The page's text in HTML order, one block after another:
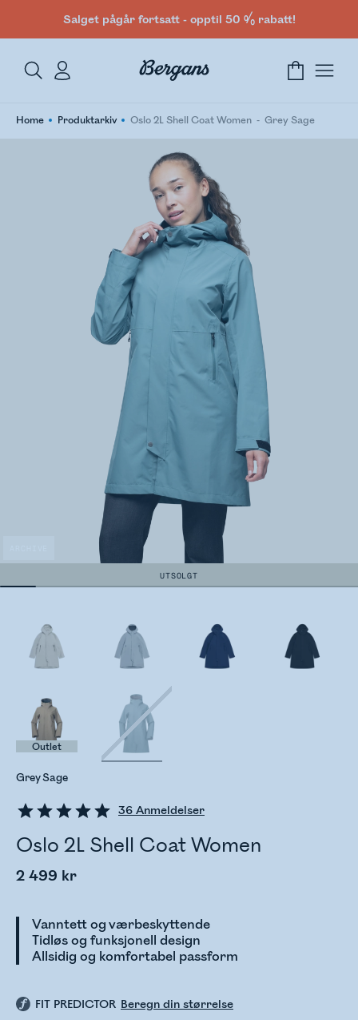
Salget pågår fortsatt - opptil 50 % rabatt!
Home Produktarkiv Oslo 2L Shell Coat Women Grey Sage
UTSOLGT
36 Anmeldelser
Oslo 2L Shell Coat Women
2 499 kr
Vanntett og værbeskyttende
Tidløs og funksjonell design
Allsidig og komfortabel passform
Grey Sage
Outlet
FIT PREDICTOR Beregn din størrelse